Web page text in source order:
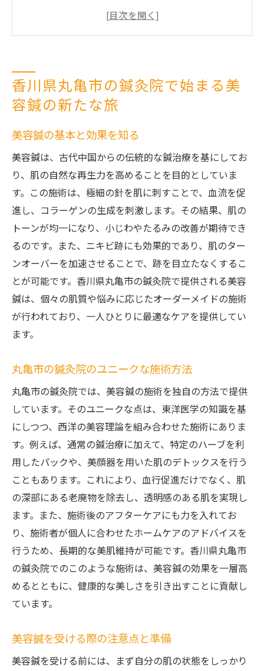
丸亀市の鍼灸院のユニークな施術方法
美容鍼体験者の声と体験談
鍼灸院が提案する美容鍼によるニキビ跡ケアの
進化
最新の研究が支える美容鍼の効果
皮膚科と鍼灸院の違いを理解する
鍼灸院での個別カウンセリングの重要性
美容鍼がニキビ跡に与える即効性と持続性
丸亀市鍼灸院での成功事例を学ぶ
丸亀市の鍼灸院で実感する肌再生力と美容鍼の
効果
肌再生のメカニズムと美容鍼の役割
美容鍼と他の美容法の比較
肌のトーンアップを実感する方法
美容鍼が持つ抗炎症効果の秘密
利用者による施術後の変化報告
鍼灸院が提供するオーダーメイド美容鍼で新た
な自信を
オーダーメイド施術の必要性と効果
美容鍼による自己肯定感の向上
鍼灸院でのカスタマイズ施術例
一人一人に合ったプランの提案方法
施術後のケア方法と効果を持続するコツ
自信を取り戻した体験者の声
美容鍼で内側から美しさを引き出す丸亀市の鍼
灸院
鍼灸院での体質改善施術の効果
美容鍼を取り入れるライフスタイル提案
香川県丸亀市の鍼灸院で始まる美
容鍼の新たな旅
美容鍼の基本と効果を知る
美容鍼は、古代中国からの伝統的な鍼治療を基にしてお
り、肌の自然な再生力を高めることを目的としていま
す。この施術は、極細の針を肌に刺すことで、血流を促
進し、コラーゲンの生成を刺激します。その結果、肌の
トーンが均一になり、小じわやたるみの改善が期待でき
るのです。また、ニキビ跡にも効果的であり、肌のター
ンオーバーを加速させることで、跡を目立たなくするこ
とが可能です。香川県丸亀市の鍼灸院で提供される美容
鍼は、個々の肌質や悩みに応じたオーダーメイドの施術
が行われており、一人ひとりに最適なケアを提供してい
ます。
丸亀市の鍼灸院のユニークな施術方法
丸亀市の鍼灸院では、美容鍼の施術を独自の方法で提供
しています。そのユニークな点は、東洋医学の知識を基
にしつつ、西洋の美容理論を組み合わせた施術にありま
す。例えば、通常の鍼治療に加えて、特定のハーブを利
用したパックや、美顔器を用いた肌のデトックスを行う
こともあります。これにより、血行促進だけでなく、肌
の深部にある老廃物を除去し、透明感のある肌を実現し
ます。また、施術後のアフターケアにも力を入れてお
り、施術者が個人に合わせたホームケアのアドバイスを
行うため、長期的な美肌維持が可能です。香川県丸亀市
の鍼灸院でのこのような施術は、美容鍼の効果を一層高
めるとともに、健康的な美しさを引き出すことに貢献し
ています。
美容鍼を受ける際の注意点と準備
美容鍼を受ける前には、まず自分の肌の状態をしっかり